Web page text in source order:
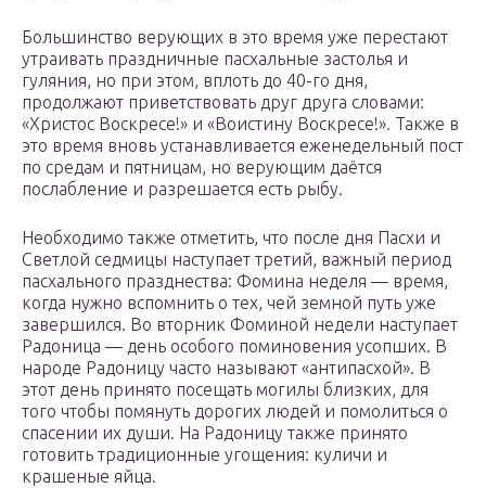
Большинство верующих в это время уже перестают
утраивать праздничные пасхальные застолья и
гуляния, но при этом, вплоть до 40-го дня,
продолжают приветствовать друг друга словами:
«Христос Воскресе!» и «Воистину Воскресе!». Также в
это время вновь устанавливается еженедельный пост
по средам и пятницам, но верующим даётся
послабление и разрешается есть рыбу.
Необходимо также отметить, что после дня Пасхи и
Светлой седмицы наступает третий, важный период
пасхального празднества: Фомина неделя — время,
когда нужно вспомнить о тех, чей земной путь уже
завершился. Во вторник Фоминой недели наступает
Радоница — день особого поминовения усопших. В
народе Радоницу часто называют «антипасхой». В
этот день принято посещать могилы близких, для
того чтобы помянуть дорогих людей и помолиться о
спасении их души. На Радоницу также принято
готовить традиционные угощения: куличи и
крашеные яйца.